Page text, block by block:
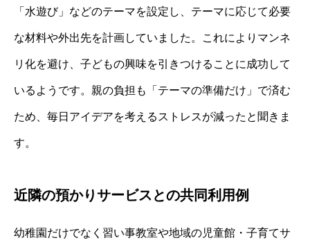
「水遊び」などのテーマを設定し、テーマに応じて必要
な材料や外出先を計画していました。これによりマンネ
リ化を避け、子どもの興味を引きつけることに成功して
いるようです。親の負担も「テーマの準備だけ」で済む
ため、毎日アイデアを考えるストレスが減ったと聞きま
す。
近隣の預かりサービスとの共同利用例
幼稚園だけでなく習い事教室や地域の児童館・子育てサ